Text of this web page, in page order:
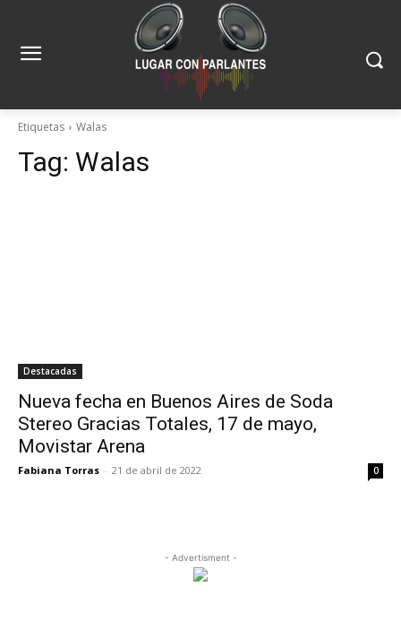
Etiquetas Walas
Tag: Walas
Destacadas
Nueva fecha en Buenos Aires de Soda
Stereo Gracias Totales, 17 de mayo,
Movistar Arena
Fabiana Torras - 21 de abril de 2022 0
- Advertisment -